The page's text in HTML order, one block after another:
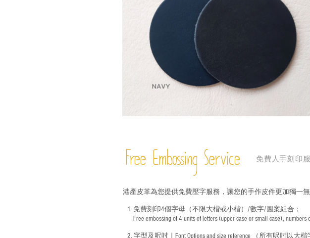
Free Embossing Service 免費人手刻印服
港產皮革為您提供免費壓字服務，讓您的手作皮件更加獨一無
1. 免費刻印4個字母（不限大楷或小楷）/數字/圖案組合；
Free embossing of 4 units of letters (upper case or small case), numbers
2. 字型及呎吋｜ Font Options and size reference
（所有呎吋以大